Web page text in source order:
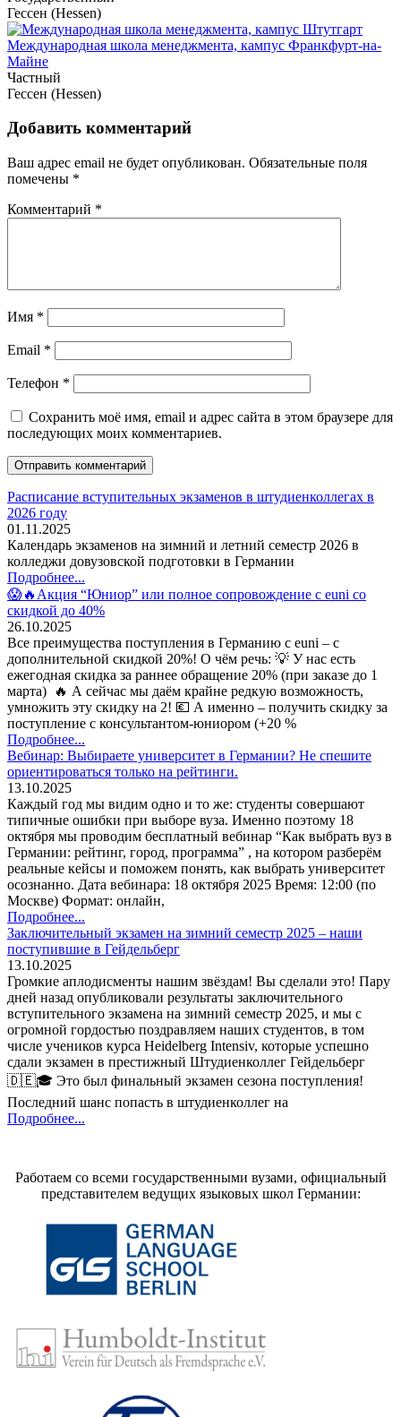
Гессен (Hessen)
Международная школа менеджмента, кампус Франкфурт-на-
Майне
Частный
Гессен (Hessen)
Добавить комментарий
Ваш адрес email не будет опубликован. Обязательные поля
помечены *
Комментарий *
Имя *
Email *
Телефон *
Сохранить моё имя, email и адрес сайта в этом браузере для
последующих моих комментариев.
Расписание вступительных экзаменов в штудиенколлегах в
2026 году
01.11.2025
Календарь экзаменов на зимний и летний семестр 2026 в
колледжи довузовской подготовки в Германии
Подробнее...
😱🔥Акция “Юниор” или полное сопровождение с euni со
скидкой до 40%
26.10.2025
Все преимущества поступления в Германию с euni – с
дополнительной скидкой 20%! О чём речь: 💡 У нас есть
ежегодная скидка за раннее обращение 20% (при заказе до 1
марта) 🔥 А сейчас мы даём крайне редкую возможность,
умножить эту скидку на 2! 💶 А именно – получить скидку за
поступление с консультантом-юниором (+20 %
Подробнее...
Вебинар: Выбираете университет в Германии? Не спешите
ориентироваться только на рейтинги.
13.10.2025
Каждый год мы видим одно и то же: студенты совершают
типичные ошибки при выборе вуза. Именно поэтому 18
октября мы проводим бесплатный вебинар “Как выбрать вуз в
Германии: рейтинг, город, программа” , на котором разберём
реальные кейсы и поможем понять, как выбрать университет
осознанно. Дата вебинара: 18 октября 2025 Время: 12:00 (по
Москве) Формат: онлайн,
Подробнее...
Заключительный экзамен на зимний семестр 2025 – наши
поступившие в Гейдельберг
13.10.2025
Громкие аплодисменты нашим звёздам! Вы сделали это! Пару
дней назад опубликовали результаты заключительного
вступительного экзамена на зимний семестр 2025, и мы с
огромной гордостью поздравляем наших студентов, в том
числе учеников курса Heidelberg Intensiv, которые успешно
сдали экзамен в престижный Штудиенколлег Гейдельберг
🇩🇪🎓 Это был финальный экзамен сезона поступления!
Последний шанс попасть в штудиенколлег на
Подробнее...
Работаем со всеми государственными вузами, официальный
представителем ведущих языковых школ Германии: